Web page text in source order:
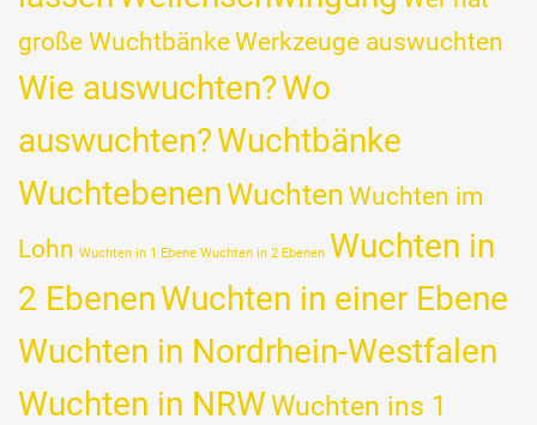
große WuchtbänkeWerkzeuge auswuchten
Wie auswuchten?Wo
auswuchten?Wuchtbänke
WuchtebenenWuchten Wuchten im
Lohn Wuchten in 1 Ebene Wuchten in 2 Ebenen Wuchten in
2 EbenenWuchten in einer Ebene
Wuchten in Nordrhein-Westfalen
Wuchten in NRWWuchten ins 1